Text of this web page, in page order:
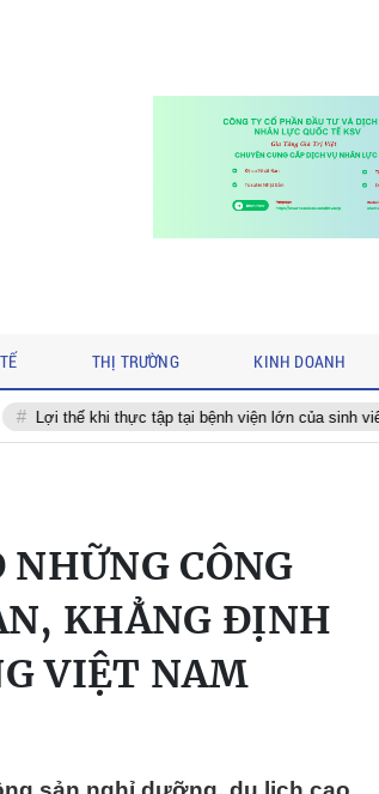
tập tại bệnh viện lớn của sinh viên TUMP
THỊ TRƯỜNG KINH DOANH
CÔNG
KHẲNG ĐỊNH
VIỆT NAM